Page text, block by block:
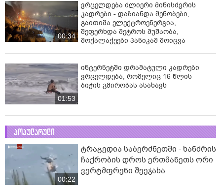
00:34
ვრცელდება ძლიერი მიწისძვრის
კადრები - დაზიანდა შენობები,
გაითიშა ელექტროენერგია,
შეფერხდა მეტროს მუშაობა,
მოქალაქეები პანიკამ მოიცვა
01:53
ინ­ტერ­ნეტ­ში დრა­მა­ტუ­ლი კად­რე­ბი
ვრცელდება, რომელიც 16 წლის
ბიჭის გმირობას ასახავს
პოპულარული
00:22
ტრაგედია საბერძნეთში - ხანძრის
ჩაქრობის დროს ერთმანეთს ორი
ვერტმფრენი შეეჯახა